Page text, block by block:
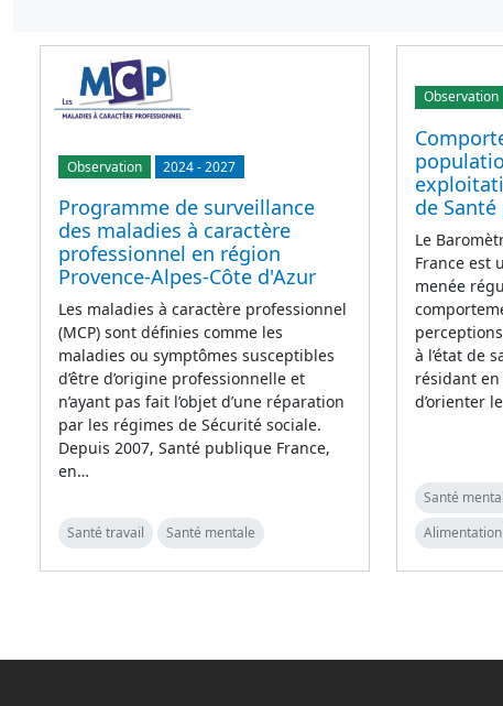
Observation 2024-2027
Programme de surveillance
des maladies à caractère
professionnel en région
Provence-Alpes-Côte d'Azur
Les maladies à caractère professionnel
(MCP) sont définies comme les
maladies ou symptômes susceptibles
d’être d’origine professionnelle et
n’ayant pas fait l’objet d’une réparation
par les régimes de Sécurité sociale.
Depuis 2007, Santé publique France,
en…
Santé travail Santé mentale
Observation
de
Le
France est
menée
à l’état de
résidant en
d’orienter
Santé